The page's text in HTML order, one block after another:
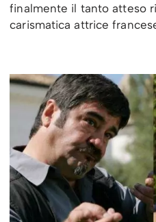
finalmente il tanto atteso
carismatica attrice